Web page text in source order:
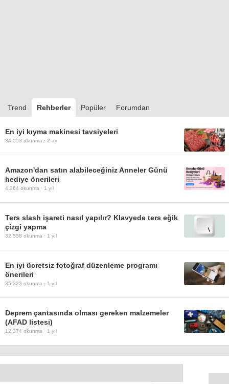
Trend Rehberler Popüler Forumdan
En iyi kıyma makinesi tavsiyeleri
34.553 okunma · 2 ay
Amazon'dan satın alabileceğiniz Anneler Günü
hediye önerileri
4.364 okunma · 1 yıl
Ters slash işareti nasıl yapılır? Klavyede ters eğik
çizgi yapma
32.558 okunma · 1 yıl
En iyi ücretsiz fotoğraf düzenleme programı
önerileri
35.323 okunma · 1 yıl
Deprem çantasında olması gereken malzemeler
(AFAD listesi)
12.374 okunma · 1 yıl